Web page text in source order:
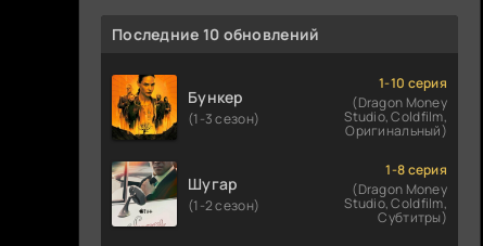
Последние 10 обновлений
Бункер
(1-3 сезон)
1-10 серия
(Dragon Money
Studio, Coldfilm,
Оригинальный)
Шугар
(1-2 сезон)
1-8 серия
(Dragon Money
Studio, Coldfilm,
Субтитры)